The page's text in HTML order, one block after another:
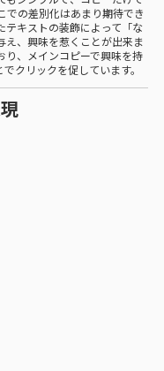
での差別化はあまり期待でき
テキストの装飾によって「な
え、興味を惹くことが出来ま
り、メインコピーで興味を持
クリックを促しています。